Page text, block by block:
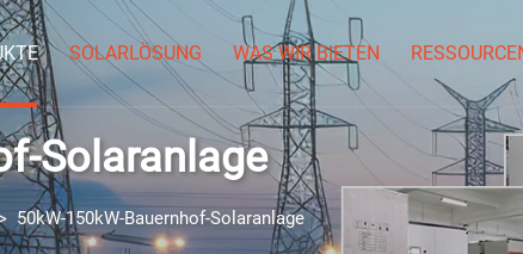
SOLARLÖSUNG WAS WIR BIETEN
Solaranlage
50kW-150kW-Bauernhof-Solaranlage